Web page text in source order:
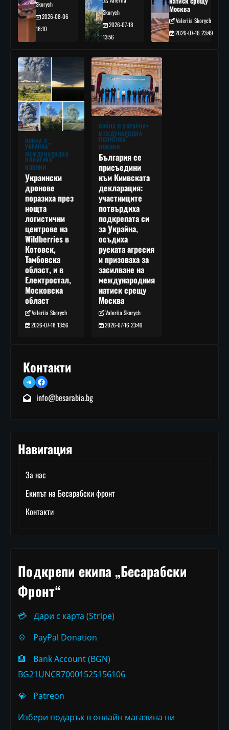
Skorych
2026-08-06
18:10
Skorych
2026-07-18
13:56
Москва
Valeriia Skorych
2026-07-16 23:49
ВОЙНА В
УКРАЙНА
МЕЖДУНАРОДНА
ПОЛИТИКА
НОВИНИ
Украински
дронове
поразиха през
нощта
логистични
центрове на
Wildberries в
Котовск,
Тамбовска
област, и в
Електростал,
Московска
област
Valeriia Skorych
2026-07-18 13:56
ВОЙНА В УКРАЙНА
МЕЖДУНАРОДНА
ПОЛИТИКА
НОВИНИ
България се
присъедини
към Киивската
декларация:
участниците
потвърдиха
подкрепата си
за Украйна,
осъдиха
руската агресия
и призоваха за
засилване на
международния
натиск срещу
Москва
Valeriia Skorych
2026-07-16 23:49
Контакти
TelegramFacebook
info@besarabia.bg
Навигация
За нас
Екипът на Бесарабски фронт
Контакти
Подкрепи екипа „Бесарабски
Фронт“
💳
Дари с карта (Stripe)
💠
PayPal Donation
🏦
Bank Account (BGN)
BG21UNCR70001525156106
💎
Patreon
Избери подарък в онлайн магазина ни